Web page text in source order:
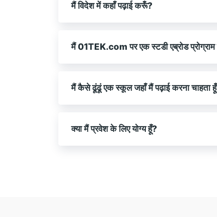
मैं विदेश में कहाँ पढ़ाई करूँ?
मैं 01TEK.com पर एक स्टडी एब्रोड
मैं कैसे ढूंढूं एक स्कूल जहाँ मैं पढ़ाई करना चाहता
क्या मैं प्रवेश के लिए योग्य हूँ?